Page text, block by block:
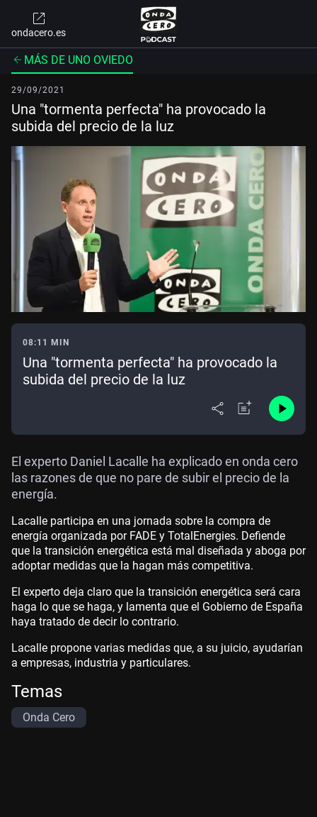
ondacero.es
MÁS DE UNO OVIEDO
29/09/2021
Una "tormenta perfecta" ha provocado la
subida del precio de la luz
08:11 MIN
Una "tormenta perfecta" ha provocado la
subida del precio de la luz
El experto Daniel Lacalle ha explicado en onda cero
las razones de que no pare de subir el precio de la
energía.
Lacalle participa en una jornada sobre la compra de
energía organizada por FADE y TotalEnergies. Defiende
que la transición energética está mal diseñada y aboga por
adoptar medidas que la hagan más competitiva.
El experto deja claro que la transición energética será cara
haga lo que se haga, y lamenta que el Gobierno de España
haya tratado de decir lo contrario.
Lacalle propone varias medidas que, a su juicio, ayudarían
a empresas, industria y particulares.
Temas
Onda Cero